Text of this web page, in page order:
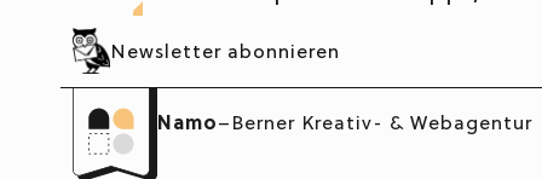
Newsletter abonnieren
Namo– Berner Kreativ- & Webagentur